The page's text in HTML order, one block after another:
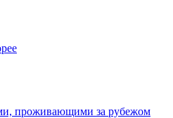
проживающими за рубежом